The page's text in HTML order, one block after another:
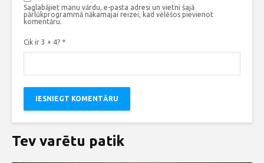
Saglabājiet manu vārdu, e-pasta adresi un vietni šajā
pārlūkprogrammā nākamajai reizei, kad vēlēšos pievienot
komentāru.
Cik ir 3 + 4? *
Tev varētu patik